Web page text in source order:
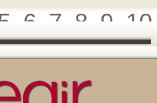
6 7 8 9 10